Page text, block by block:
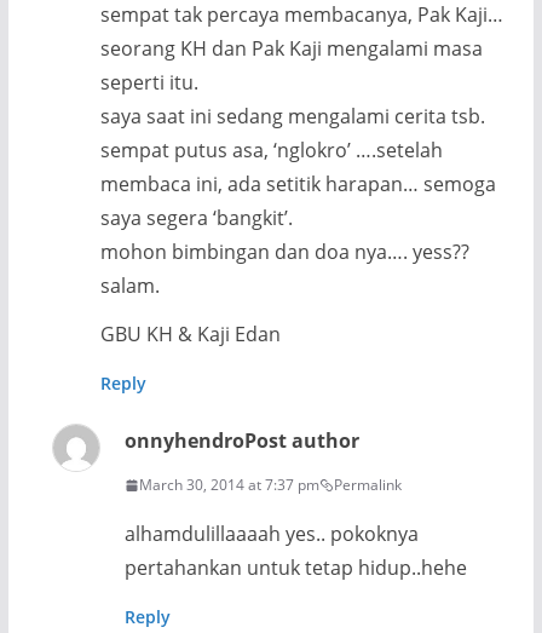
sempat tak percaya membacanya, Pak Kaji…
seorang KH dan Pak Kaji mengalami masa
seperti itu.
saya saat ini sedang mengalami cerita tsb.
sempat putus asa, ‘nglokro’ ….setelah
membaca ini, ada setitik harapan… semoga
saya segera ‘bangkit’.
mohon bimbingan dan doa nya…. yess??
salam.
GBU KH & Kaji Edan
Reply
onnyhendroPost author
March 30, 2014 at 7:37 pm Permalink
alhamdulillaaaah yes.. pokoknya
pertahankan untuk tetap hidup..hehe
Reply